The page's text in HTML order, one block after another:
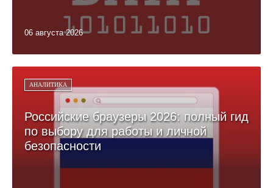
06 августа 2026
АНАЛИТИКА
Российские браузеры 2026: полный гид
по выбору для работы и личной
безопасности